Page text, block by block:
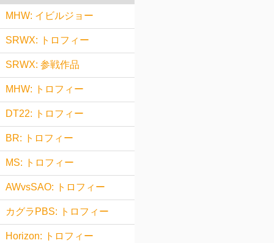
MHW: イビルジョー
SRWX: トロフィー
SRWX: 参戦作品
MHW: トロフィー
DT22: トロフィー
BR: トロフィー
MS: トロフィー
AWvsSAO: トロフィー
カグラPBS: トロフィー
Horizon: トロフィー